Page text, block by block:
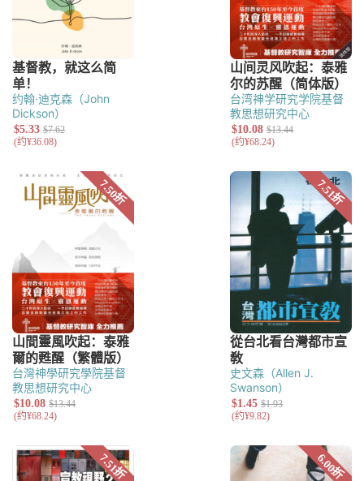
约翰·迪克森（John
Dickson）
台湾神学研究学院基督
教思想研究中心
台灣神學研究學院基督
教思想研究中心
史文森（Allen J.
Swanson）